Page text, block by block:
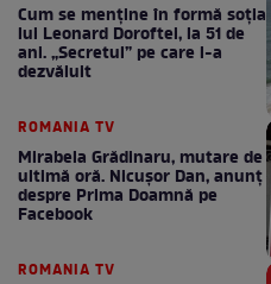
Cum se menţine în formă soţia
lui Leonard Doroftei, la 51 de
ani. „Secretul” pe care l-a
dezvăluit
ROMANIA TV
Mirabela Grădinaru, mutare de
ultimă oră. Nicuşor Dan, anunţ
despre Prima Doamnă pe
Facebook
ROMANIA TV